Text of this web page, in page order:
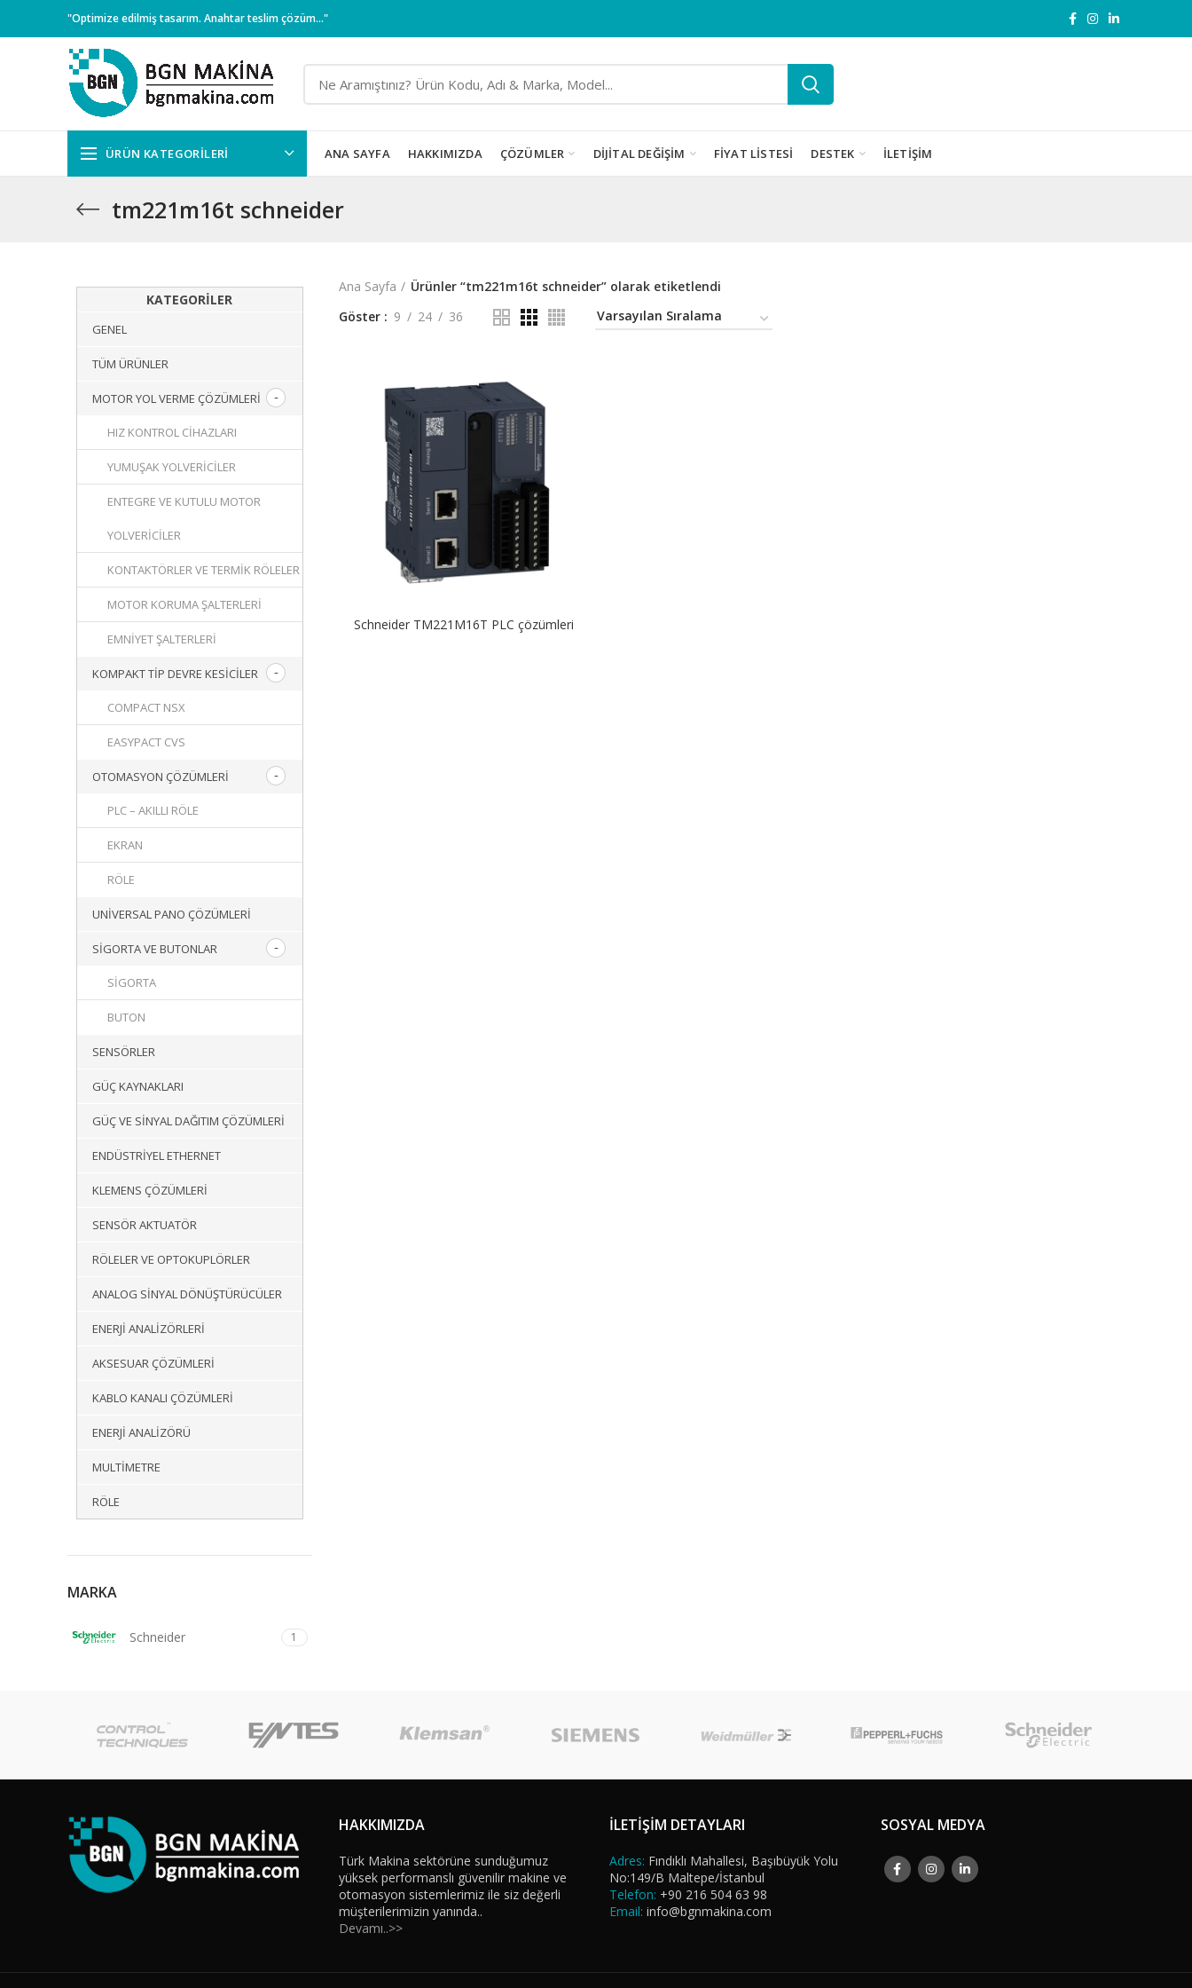
"Optimize edilmiş tasarım. Anahtar teslim çözüm..."
ÜRÜN KATEGORILERI ANA SAYFA HAKKIMIZDA ÇÖZÜMLER DIJITAL DEĞIŞIM FIYAT LISTESI DESTEK İLETIŞIM
tm221m16t schneider
KATEGORILER
GENEL
TÜM ÜRÜNLER
MOTOR YOL VERME ÇÖZÜMLERI
HIZ KONTROL CIHAZLARI
YUMUŞAK YOLVERICILER
ENTEGRE VE KUTULU MOTOR
YOLVERICILER
KONTAKTÖRLER VE TERMIK RÖLELER
MOTOR KORUMA ŞALTERLERI
EMNIYET ŞALTERLERI
KOMPAKT TIP DEVRE KESICILER
COMPACT NSX
EASYPACT CVS
OTOMASYON ÇÖZÜMLERI
PLC – AKILLI RÖLE
EKRAN
RÖLE
UNIVERSAL PANO ÇÖZÜMLERI
SIGORTA VE BUTONLAR
SIGORTA
BUTON
SENSÖRLER
GÜÇ KAYNAKLARI
GÜÇ VE SINYAL DAĞITIM ÇÖZÜMLERI
ENDÜSTRIYEL ETHERNET
KLEMENS ÇÖZÜMLERI
SENSÖR AKTUATÖR
RÖLELER VE OPTOKUPLÖRLER
ANALOG SINYAL DÖNÜŞTÜRÜCÜLER
ENERJI ANALIZÖRLERI
AKSESUAR ÇÖZÜMLERI
KABLO KANALI ÇÖZÜMLERI
ENERJI ANALIZÖRÜ
MULTIMETRE
RÖLE
MARKA
Schneider 1
Ana Sayfa
Ürünler “tm221m16t schneider” olarak etiketlendi
Göster
9 24 36
Schneider TM221M16T PLC çözümleri
HAKKIMIZDA
Türk Makina sektörüne sunduğumuz
yüksek performanslı güvenilir makine ve
otomasyon sistemlerimiz ile siz değerli
müşterilerimizin yanında..
Devamı..>>
İLETİŞİM DETAYLARI
Adres: Fındıklı Mahallesi, Başıbüyük Yolu
No:149/B Maltepe/İstanbul
Telefon: +90 216 504 63 98
Email: info@bgnmakina.com
SOSYAL MEDYA